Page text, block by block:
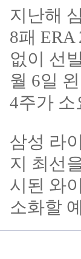
지난해
8패
없이 선
월 6일
4주가 소
삼성 라
지 최선
시된 와
소화할